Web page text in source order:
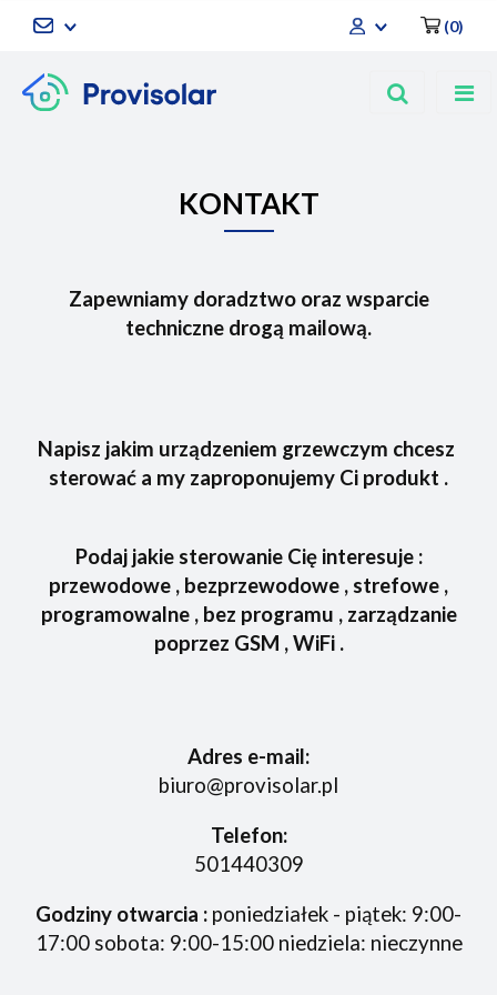
Zaloguj się
(0)
KONTAKT
Zapewniamy doradztwo oraz wsparcie
techniczne drogą mailową.
Napisz jakim urządzeniem grzewczym chcesz
sterować a my zaproponujemy Ci produkt .
Podaj jakie sterowanie Cię interesuje :
przewodowe , bezprzewodowe , strefowe ,
programowalne , bez programu , zarządzanie
poprzez GSM , WiFi .
Adres e-mail:
biuro@provisolar.pl
Telefon:
501440309
Godziny otwarcia : poniedziałek - piątek: 9:00-
17:00 sobota: 9:00-15:00 niedziela: nieczynne